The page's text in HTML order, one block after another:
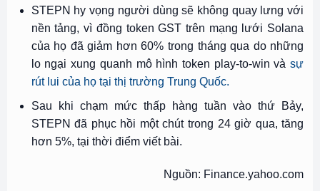
STEPN hy vọng người dùng sẽ không quay lưng với
nền tảng, vì đồng token GST trên mạng lưới Solana
của họ đã giảm hơn 60% trong tháng qua do những
lo ngại xung quanh mô hình token play-to-win vàsự
rút lui của họ tại thị trường Trung Quốc.
Sau khi chạm mức thấp hàng tuần vào thứ Bảy,
STEPN đã phục hồi một chút trong 24 giờ qua, tăng
hơn 5%, tại thời điểm viết bài.
Nguồn: Finance.yahoo.com